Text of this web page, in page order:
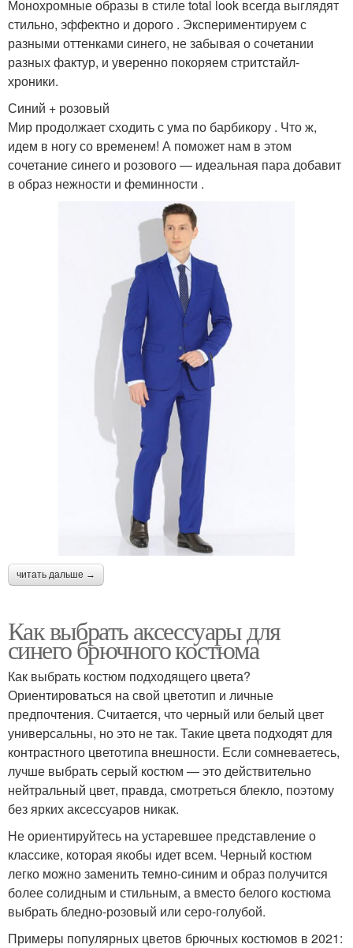
Монохромные образы в стиле total look всегда выглядят
стильно, эффектно и дорого . Экспериментируем с
разными оттенками синего, не забывая о сочетании
разных фактур, и уверенно покоряем стритстайл-
хроники.
Синий + розовый
Мир продолжает сходить с ума по барбикору . Что ж,
идем в ногу со временем! А поможет нам в этом
сочетание синего и розового — идеальная пара добавит
в образ нежности и феминности .
читать дальше →
Как выбрать аксессуары для
синего брючного костюма
Как выбрать костюм подходящего цвета?
Ориентироваться на свой цветотип и личные
предпочтения. Считается, что черный или белый цвет
универсальны, но это не так. Такие цвета подходят для
контрастного цветотипа внешности. Если сомневаетесь,
лучше выбрать серый костюм — это действительно
нейтральный цвет, правда, смотреться блекло, поэтому
без ярких аксессуаров никак.
Не ориентируйтесь на устаревшее представление о
классике, которая якобы идет всем. Черный костюм
легко можно заменить темно-синим и образ получится
более солидным и стильным, а вместо белого костюма
выбрать бледно-розовый или серо-голубой.
Примеры популярных цветов брючных костюмов в 2021: